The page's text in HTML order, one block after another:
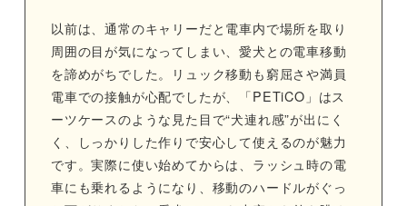
以前は、通常のキャリーだと電車内で場所を取り
周囲の目が気になってしまい、愛犬との電車移動
を諦めがちでした。リュック移動も窮屈さや満員
電車での接触が心配でしたが、「PETiCO」はス
ーツケースのような見た目で“犬連れ感”が出にく
く、しっかりした作りで安心して使えるのが魅力
です。実際に使い始めてからは、ラッシュ時の電
車にも乗れるようになり、移動のハードルがぐっ